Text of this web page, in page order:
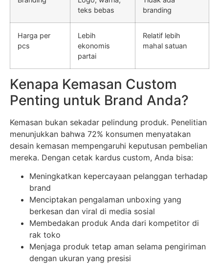
teks bebas
branding
Harga per
pcs
Lebih
ekonomis
partai
Relatif lebih
mahal satuan
Kenapa Kemasan Custom
Penting untuk Brand Anda?
Kemasan bukan sekadar pelindung produk. Penelitian
menunjukkan bahwa 72% konsumen menyatakan
desain kemasan mempengaruhi keputusan pembelian
mereka. Dengan cetak kardus custom, Anda bisa:
Meningkatkan kepercayaan pelanggan terhadap
brand
Menciptakan pengalaman unboxing yang
berkesan dan viral di media sosial
Membedakan produk Anda dari kompetitor di
rak toko
Menjaga produk tetap aman selama pengiriman
dengan ukuran yang presisi